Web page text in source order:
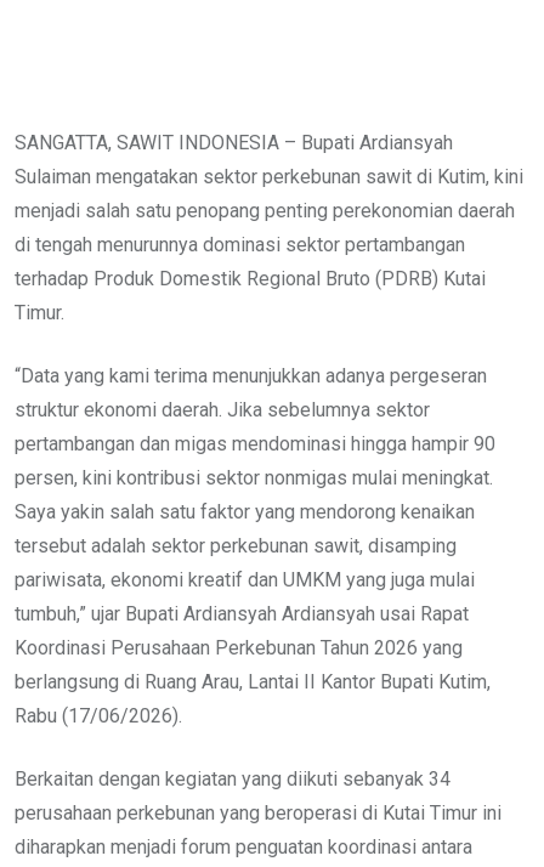
SANGATTA, SAWIT INDONESIA – Bupati Ardiansyah
Sulaiman mengatakan sektor perkebunan sawit di Kutim, kini
menjadi salah satu penopang penting perekonomian daerah
di tengah menurunnya dominasi sektor pertambangan
terhadap Produk Domestik Regional Bruto (PDRB) Kutai
Timur.
“Data yang kami terima menunjukkan adanya pergeseran
struktur ekonomi daerah. Jika sebelumnya sektor
pertambangan dan migas mendominasi hingga hampir 90
persen, kini kontribusi sektor nonmigas mulai meningkat.
Saya yakin salah satu faktor yang mendorong kenaikan
tersebut adalah sektor perkebunan sawit, disamping
pariwisata, ekonomi kreatif dan UMKM yang juga mulai
tumbuh,” ujar Bupati Ardiansyah Ardiansyah usai Rapat
Koordinasi Perusahaan Perkebunan Tahun 2026 yang
berlangsung di Ruang Arau, Lantai II Kantor Bupati Kutim,
Rabu (17/06/2026).
Berkaitan dengan kegiatan yang diikuti sebanyak 34
perusahaan perkebunan yang beroperasi di Kutai Timur ini
diharapkan menjadi forum penguatan koordinasi antara